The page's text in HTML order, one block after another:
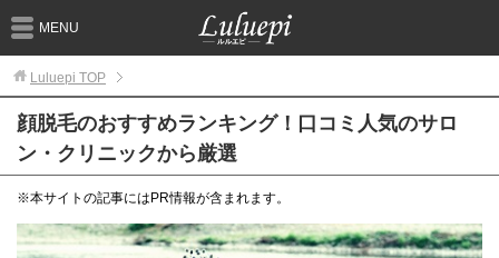
MENU
Luluepi TOP
顔脱毛のおすすめランキング！口コミ人気のサロ
ン・クリニックから厳選
※本サイトの記事にはPR情報が含まれます。